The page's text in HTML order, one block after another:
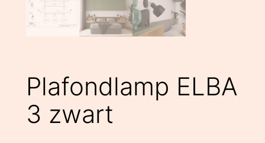
Plafondlamp ELBA
3 zwart